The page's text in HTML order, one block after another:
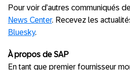
Pour voir d’autres communiqués
News Center. Recevez les
Bluesky.
À propos de SAP
En tant que premier fournisseur